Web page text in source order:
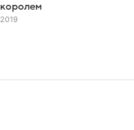
королем
2019